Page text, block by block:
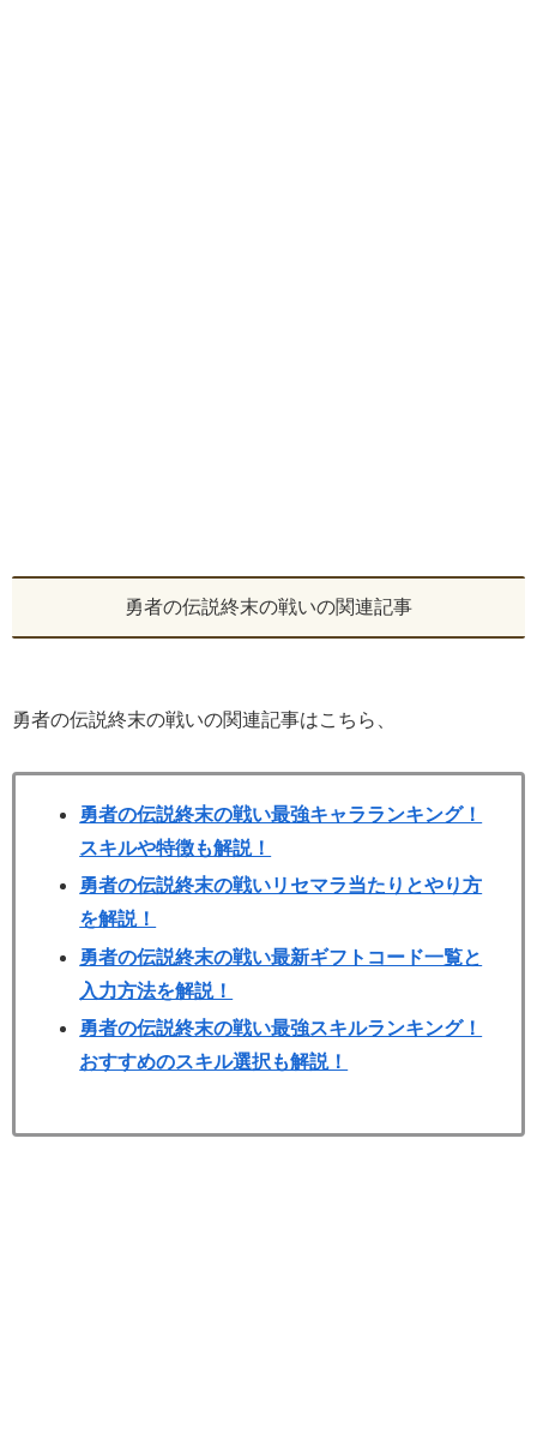
勇者の伝説終末の戦いの関連記事
勇者の伝説終末の戦いの関連記事はこちら、
勇者の伝説終末の戦い最強キャラランキング！
スキルや特徴も解説！
勇者の伝説終末の戦いリセマラ当たりとやり方
を解説！
勇者の伝説終末の戦い最新ギフトコード一覧と
入力方法を解説！
勇者の伝説終末の戦い最強スキルランキング！
おすすめのスキル選択も解説！